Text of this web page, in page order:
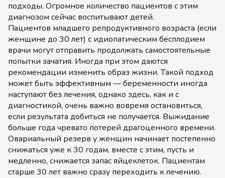
подходы. Огромное количество пациентов с этим
диагнозом сейчас воспитывают детей.
Пациентов младшего репродуктивного возраста (если
женщине до 30 лет) с идиопатическим бесплодием
врачи могут отправить продолжать самостоятельные
попытки зачатия. Иногда при этом даются
рекомендации изменить образ жизни. Такой подход
может быть эффективным — беременности иногда
наступают без лечения, однако здесь, как и с
диагностикой, очень важно вовремя остановиться,
если результата добиться не получается. Выжидание
больше года чревато потерей драгоценного времени.
Овариальный резерв у женщин начинает постепенно
снижаться уже к 30 годам, вместе с этим, пусть и
медленно, снижается запас яйцеклеток. Пациентам
старше 30 лет важно сразу переходить к лечению.